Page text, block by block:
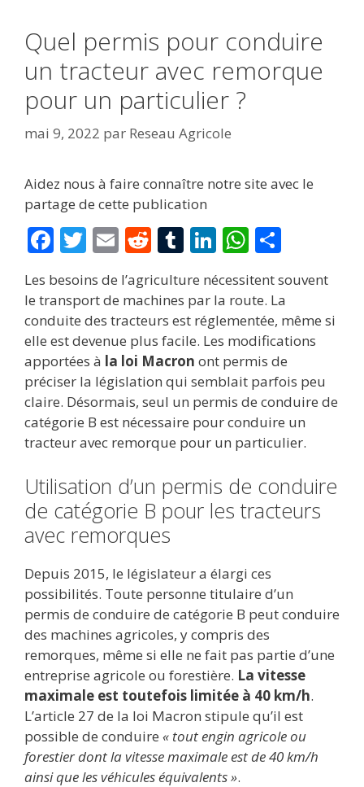
Quel permis pour conduire
un tracteur avec remorque
pour un particulier ?
mai 9, 2022 par Reseau Agricole
Aidez nous à faire connaître notre site avec le
partage de cette publication
F
e
b
o
o
k
T
itt
er
E
m
ai
l
R
e
d
di
t
T
m
bl
r
Li
n
k
e
dI
n
W
at
s
A
p
p
ta
g
er
Les besoins de l’agriculture nécessitent souvent
le transport de machines par la route. La
conduite des tracteurs est réglementée, même si
elle est devenue plus facile. Les modifications
apportées à la loi Macron ont permis de
préciser la législation qui semblait parfois peu
claire. Désormais, seul un permis de conduire de
catégorie B est nécessaire pour conduire un
tracteur avec remorque pour un particulier.
Utilisation d’un permis de conduire
de catégorie B pour les tracteurs
avec remorques
Depuis 2015, le législateur a élargi ces
possibilités. Toute personne titulaire d’un
permis de conduire de catégorie B peut conduire
des machines agricoles, y compris des
remorques, même si elle ne fait pas partie d’une
entreprise agricole ou forestière. La vitesse
maximale est toutefois limitée à 40 km/h.
L’article 27 de la loi Macron stipule qu’il est
possible de conduire « tout engin agricole ou
forestier dont la vitesse maximale est de 40 km/h
ainsi que les véhicules équivalents ».